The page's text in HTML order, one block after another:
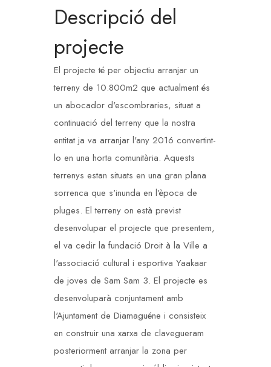
Descripció del
projecte
El projecte té per objectiu arranjar un
terreny de 10.800m2 que actualment és
un abocador d'escombraries, situat a
continuació del terreny que la nostra
entitat ja va arranjar l'any 2016 convertint-
lo en una horta comunitària. Aquests
terrenys estan situats en una gran plana
sorrenca que s'inunda en l'època de
pluges. El terreny on està previst
desenvolupar el projecte que presentem,
el va cedir la fundació Droit à la Ville a
l'associació cultural i esportiva Yaakaar
de joves de Sam Sam 3. El projecte es
desenvoluparà conjuntament amb
l'Ajuntament de Diamaguéne i consisteix
en construir una xarxa de clavegueram
posteriorment arranjar la zona per